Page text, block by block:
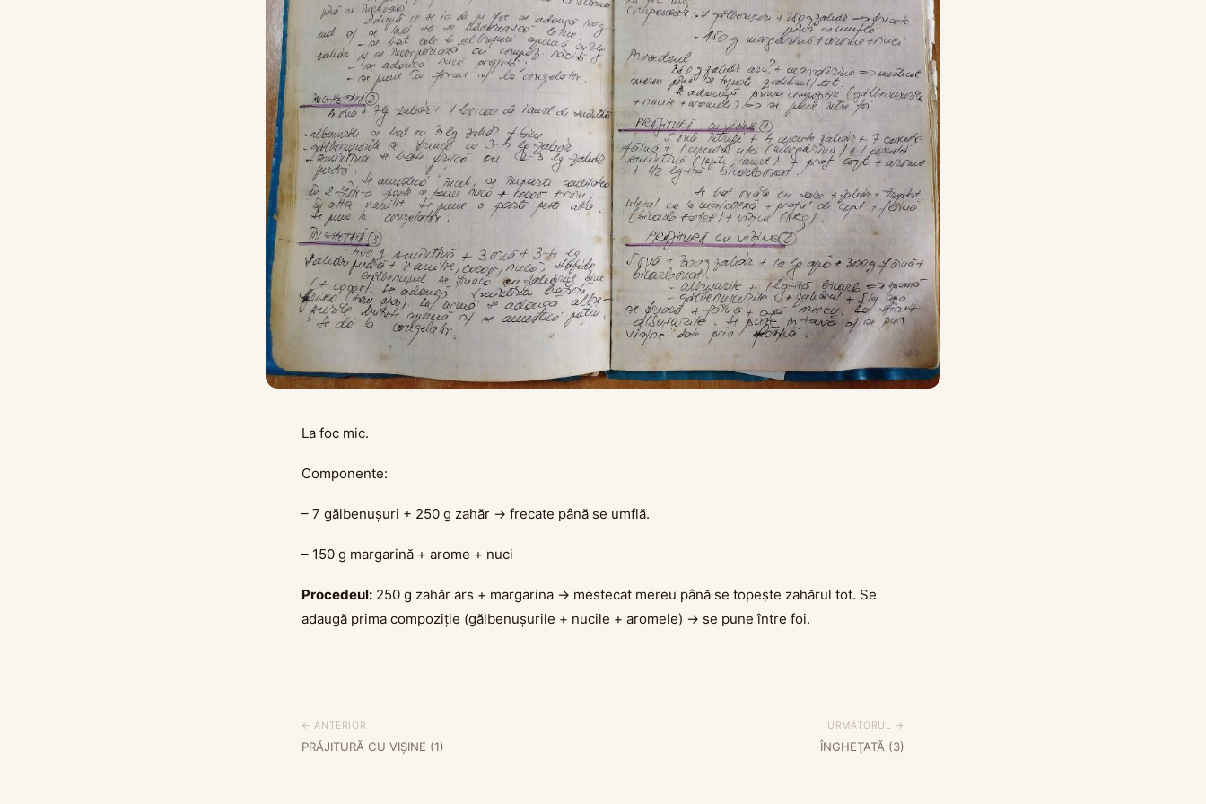
La foc mic.
Componente:
– 7 gălbenușuri + 250 g zahăr → frecate până se umflă.
– 150 g margarină + arome + nuci
Procedeul: 250 g zahăr ars + margarina → mestecat mereu până se topește zahărul tot. Se
adaugă prima compoziție (gălbenușurile + nucile + aromele) → se pune între foi.
← ANTERIOR
PRĂJITURĂ CU VIŞINE (1)
URMĂTORUL →
ÎNGHEŢATĂ (3)